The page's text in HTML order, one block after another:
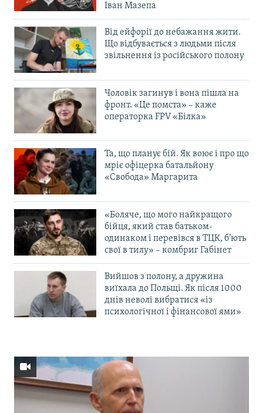
Іван Мазепа
Від ейфорії до небажання жити.
Що відбувається з людьми після
звільнення із російського полону
Чоловік загинув і вона пішла на
фронт. «Це помста» – каже
операторка FPV «Білка»
Та, що планує бій. Як воює і про що
мріє офіцерка батальйону
«Свобода» Маргарита
«Боляче, що мого найкращого
бійця, який став батьком-
одинаком і перевівся в ТЦК, б’ють
свої в тилу» – комбриг Габінет
Вийшов з полону, а дружина
виїхала до Польщі. Як після 1000
днів неволі вибратися «із
психологічної і фінансової ями»